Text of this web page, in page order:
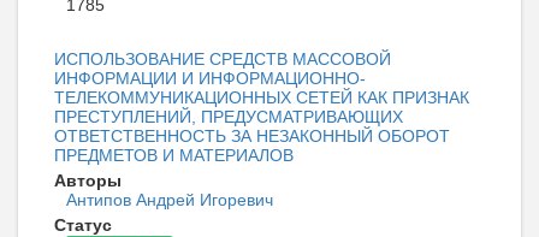
1785
ИСПОЛЬЗОВАНИЕ СРЕДСТВ МАССОВОЙ
ИНФОРМАЦИИ И ИНФОРМАЦИОННО-
ТЕЛЕКОММУНИКАЦИОННЫХ СЕТЕЙ КАК ПРИЗНАК
ПРЕСТУПЛЕНИЙ, ПРЕДУСМАТРИВАЮЩИХ
ОТВЕТСТВЕННОСТЬ ЗА НЕЗАКОННЫЙ ОБОРОТ
ПРЕДМЕТОВ И МАТЕРИАЛОВ
Авторы
Антипов Андрей Игоревич
Статус